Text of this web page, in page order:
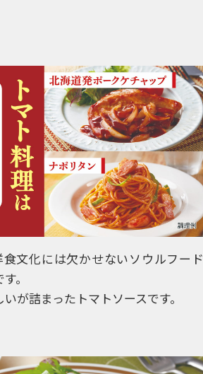
文化には欠かせないソウルフード
。
が詰まったトマトソースです。